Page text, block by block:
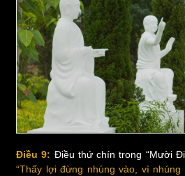
Điều 9: Điều thứ chín trong “Mười
“Thấy lợi đừng nhúng vào, vì nhúng